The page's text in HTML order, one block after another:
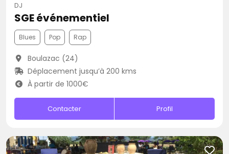
DJ
SGE événementiel
Blues Pop Rap
Boulazac (24)
Déplacement jusqu’à 200 kms
À partir de 1000€
Contacter Profil